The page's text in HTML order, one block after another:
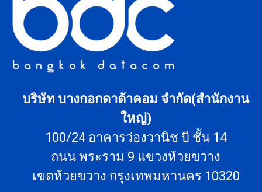
บริษัท บางกอกดาต้าคอม จำกัด(สำนักงาน
ใหญ่)
100/24 อาคารว่องวานิช บี ชั้น 14
ถนน พระราม 9 แขวงห้วยขวาง
เขตห้วยขวาง กรุงเทพมหานคร 10320